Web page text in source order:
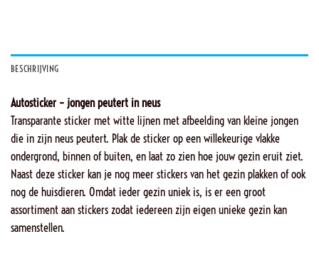
BESCHRIJVING
Autosticker – jongen peutert in neus
Transparante sticker met witte lijnen met afbeelding van kleine jongen
die in zijn neus peutert. Plak de sticker op een willekeurige vlakke
ondergrond, binnen of buiten, en laat zo zien hoe jouw gezin eruit ziet.
Naast deze sticker kan je nog meer stickers van het gezin plakken of ook
nog de huisdieren. Omdat ieder gezin uniek is, is er een groot
assortiment aan stickers zodat iedereen zijn eigen unieke gezin kan
samenstellen.